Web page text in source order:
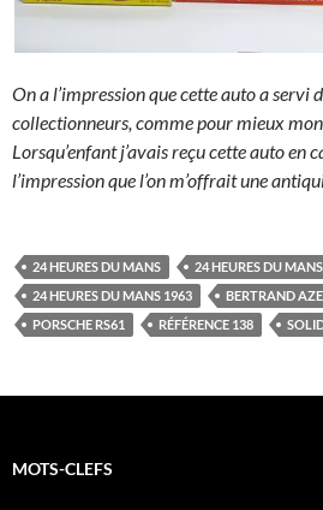
On a l’impression que cette auto a servi
collectionneurs, comme pour mieux
Lorsqu’enfant j’avais reçu cette auto en
l’impression que l’on m’offrait une
24 HEURES DU MANS
24 HEURES DU
24 HEURES DU MANS 1963
BERTRAND
PORSCHE RS61
RÉFÉRENCE 138
MOTS-CLEFS